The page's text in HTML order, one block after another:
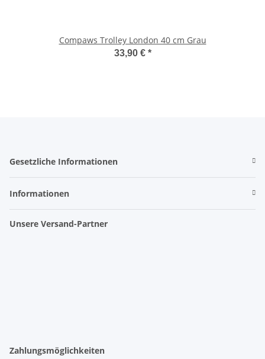
Compaws Trolley London 40 cm Grau
33,90 € *
Gesetzliche Informationen
Informationen
Unsere Versand-Partner
Zahlungsmöglichkeiten